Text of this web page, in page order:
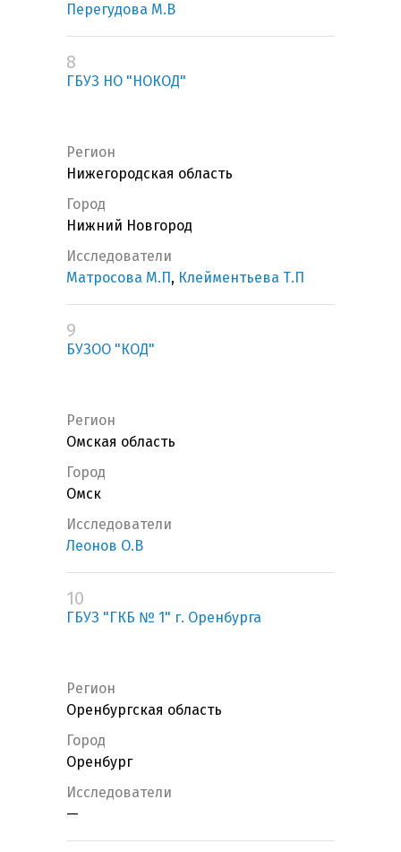
Перегудова М.В
8
ГБУЗ НО "НОКОД"
Регион
Нижегородская область
Город
Нижний Новгород
Исследователи
Матросова М.П , Клейментьева Т.П
9
БУЗОО "КОД"
Регион
Омская область
Город
Омск
Исследователи
Леонов О.В
10
ГБУЗ "ГКБ № 1" г. Оренбурга
Регион
Оренбургская область
Город
Оренбург
Исследователи
—